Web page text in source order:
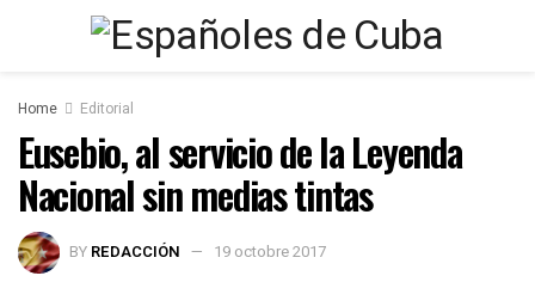
Home Editorial
Eusebio, al servicio de la Leyenda
Nacional sin medias tintas
BY REDACCIÓN 19 octobre 2017